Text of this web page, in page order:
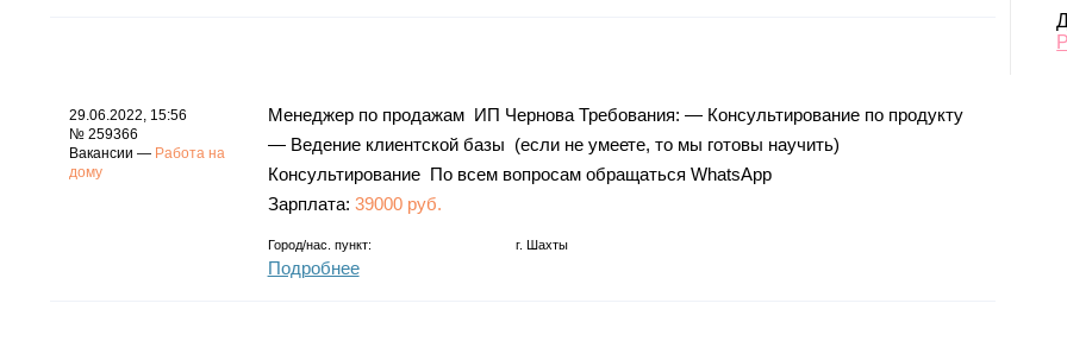
29.06.2022, 15:56
№ 259366
Вакансии — Работа на
дому
Менеджер по продажам ИП Чернова Требования: — Консультирование по продукту
— Ведение клиентской базы (если не умеете, то мы готовы научить)
Консультирование По всем вопросам обращаться WhatsApp
Зарплата: 39000 руб.
Город/нас. пункт: г. Шахты
Подробнее